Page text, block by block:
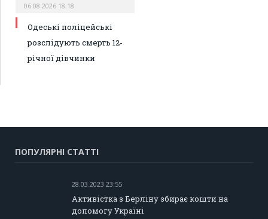
06.08.2026 18:18
Одеські поліцейські
розслідують смерть 12-
річної дівчинки
ПОПУЛЯРНІ СТАТТІ
28.03.2023 23:55
Активістка з Берліну збирає кошти на
допомогу Україні